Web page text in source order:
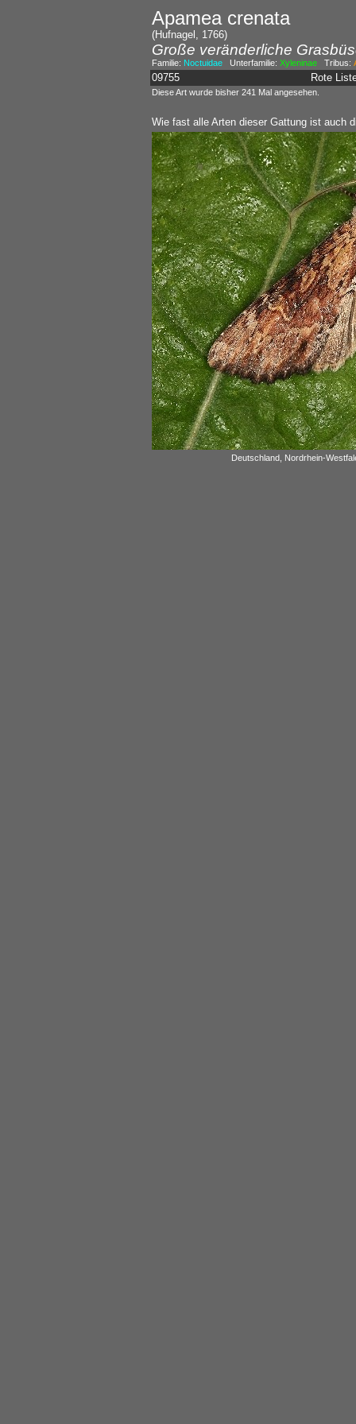
Apamea crenata
(Hufnagel, 1766)
Große veränderliche
Familie: NoctuidaeUnterfamilie: XyleninaeTribus:
09755 Rote
Diese Art wurde bisher 241 Mal angesehen.
Wie fast alle Arten dieser Gattung ist auch
Deutschland, Nordrhein-